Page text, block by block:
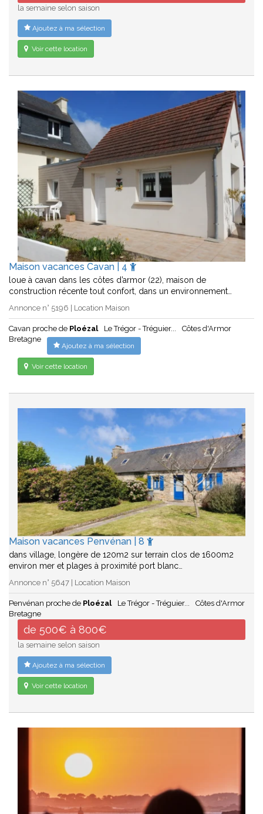
la semaine selon saison
Ajoutez à ma sélection
Voir cette location
Maison vacances Cavan | 4
loue à cavan dans les côtes d’armor (22), maison de
construction récente tout confort, dans un environnement…
Annonce n° 5196 | Location Maison
Cavan proche de Ploézal Le Trégor - Tréguier...
Côtes d'Armor
Bretagne
Ajoutez à ma sélection
Voir cette location
Maison vacances Penvénan | 8
dans village, longère de 120m2 sur terrain clos de 1600m2
environ mer et plages à proximité port blanc…
Annonce n° 5647 | Location Maison
Penvénan proche de Ploézal Le Trégor - Tréguier...
Côtes d'Armor
Bretagne
de 500€ à 800€
la semaine selon saison
Ajoutez à ma sélection
Voir cette location